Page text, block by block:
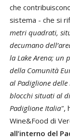
che
sistema - che si
metri quadrati,
decumano
la Lake Arena; un
della Comunità
al Padiglione
blocchi situati al
Padiglione Italia",
Wine&Food di
all’interno del